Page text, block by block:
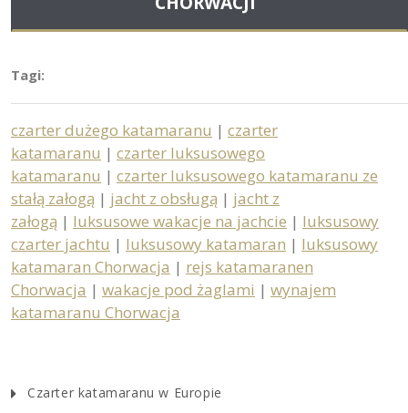
Tagi:
czarter dużego katamaranu | czarter
katamaranu | czarter luksusowego
katamaranu | czarter luksusowego katamaranu ze
stałą załogą | jacht z obsługą | jacht z
załogą | luksusowe wakacje na jachcie | luksusowy
czarter jachtu | luksusowy katamaran | luksusowy
katamaran Chorwacja | rejs katamaranen
Chorwacja | wakacje pod żaglami | wynajem
katamaranu Chorwacja
Czarter katamaranu w Europie